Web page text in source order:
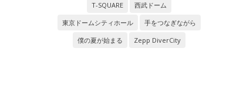
T-SQUARE
西武ドーム
東京ドームシティホール
手をつなぎながら
僕の夏が始まる
Zepp DiverCity